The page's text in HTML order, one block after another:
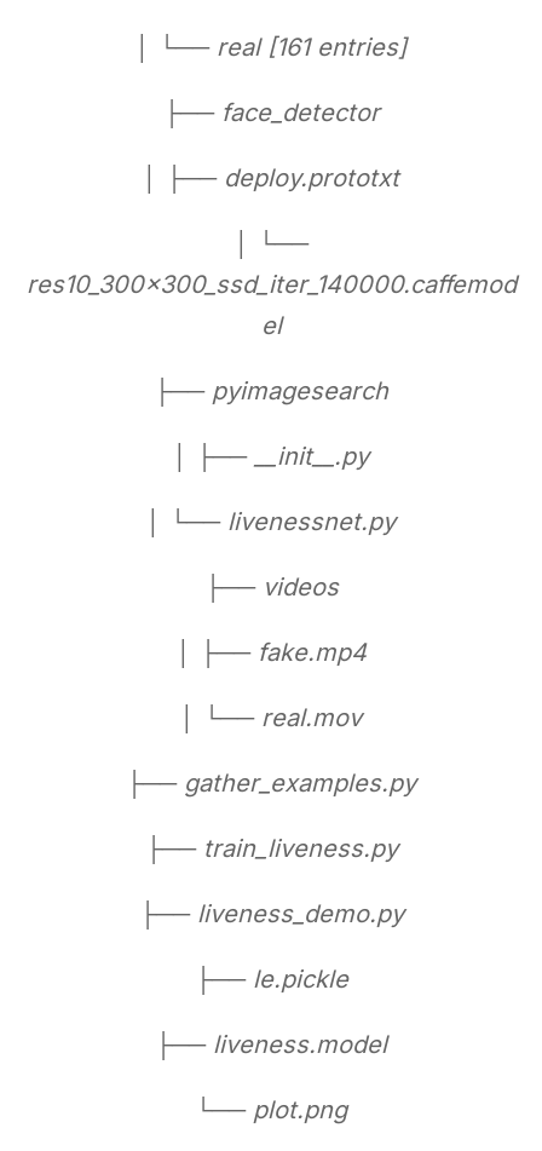
│ └── real [161 entries]
├── face_detector
│ ├── deploy.prototxt
│ └──
res10_300x300_ssd_iter_140000.caffemod
el
├── pyimagesearch
│ ├── __init__.py
│ └── livenessnet.py
├── videos
│ ├── fake.mp4
│ └── real.mov
├── gather_examples.py
├── train_liveness.py
├── liveness_demo.py
├── le.pickle
├── liveness.model
└── plot.png